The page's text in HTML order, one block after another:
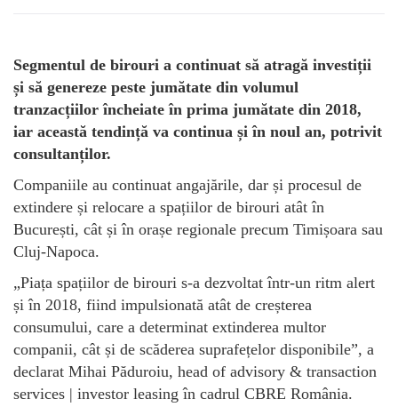
Segmentul de birouri a continuat să atragă investiții
și să genereze peste jumătate din volumul
tranzacțiilor încheiate în prima jumătate din 2018,
iar această tendință va continua și în noul an, potrivit
consultanților.
Companiile au continuat angajările, dar și procesul de
extindere și relocare a spațiilor de birouri atât în
București, cât și în orașe regionale precum Timișoara sau
Cluj-Napoca.
„Piața spațiilor de birouri s-a dezvoltat într-un ritm alert
și în 2018, fiind impulsionată atât de creșterea
consumului, care a determinat extinderea multor
companii, cât și de scăderea suprafețelor disponibile”, a
declarat Mihai Păduroiu, head of advisory & transaction
services | investor leasing în cadrul CBRE România.